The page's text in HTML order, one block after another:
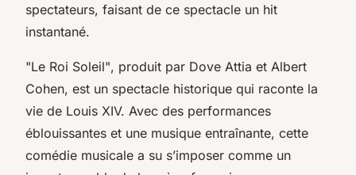
spectateurs, faisant de ce spectacle un hit
instantané.
"Le Roi Soleil", produit par Dove Attia et Albert
Cohen, est un spectacle historique qui raconte la
vie de Louis XIV. Avec des performances
éblouissantes et une musique entraînante, cette
comédie musicale a su s’imposer comme un